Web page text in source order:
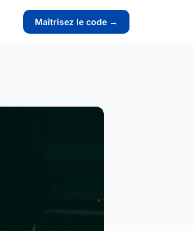
Maîtrisez le code →